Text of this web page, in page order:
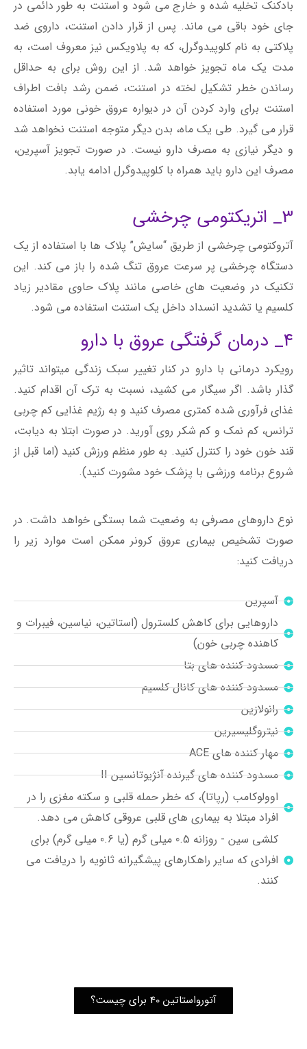
بادکنک تخلیه شده و خارج می شود و استنت به طور دائمی در
جای خود باقی می ماند. پس از قرار دادن استنت، داروی ضد
پلاکتی به نام کلوپیدوگرل، که به پلاویکس نیز معروف است، به
مدت یک ماه تجویز خواهد شد. از این روش برای به حداقل
رساندن خطر تشکیل لخته در استنت، ضمن رشد بافت اطراف
استنت برای وارد کردن آن در دیواره عروق خونی مورد استفاده
قرار می گیرد. طی یک ماه، بدن دیگر متوجه استنت نخواهد شد
و دیگر نیازی به مصرف دارو نیست. در صورت تجویز آسپرین،
مصرف این دارو باید همراه با کلوپیدوگرل ادامه یابد.
3_ اتریکتومی چرخشی
آتروکتومی چرخشی از طریق “سایش” پلاک ها با استفاده از یک
دستگاه چرخشی پر سرعت عروق تنگ شده را باز می کند. این
تکنیک در وضعیت های خاصی مانند پلاک حاوی مقادیر زیاد
کلسیم یا تشدید انسداد داخل یک استنت استفاده می شود.
4_ درمان گرفتگی عروق با دارو
رویکرد درمانی با دارو در کنار تغییر سبک زندگی میتواند تاثیر
گذار باشد. اگر سیگار می کشید، نسبت به ترک آن اقدام کنید.
غذای فرآوری شده کمتری مصرف کنید و به رژیم غذایی کم چربی
ترانس، کم نمک و کم شکر روی آورید. در صورت ابتلا به دیابت،
قند خون خود را کنترل کنید. به طور منظم ورزش کنید (اما قبل از
شروع برنامه ورزشی با پزشک خود مشورت کنید).
نوع داروهای مصرفی به وضعیت شما بستگی خواهد داشت. در
صورت تشخیص بیماری عروق کرونر ممکن است موارد زیر را
دریافت کنید:
آسپرین
داروهایی برای کاهش کلسترول (استاتین، نیاسین، فیبرات و
کاهنده چربی خون)
مسدود کننده های بتا
مسدود کننده های کانال کلسیم
رانولازین
نیتروگلیسیرین
مهار کننده های ACE
مسدود کننده های گیرنده آنژیوتانسین II
اوولوکامب (رپاتا)، که خطر حمله قلبی و سکته مغزی را در
افراد مبتلا به بیماری های قلبی عروقی کاهش می دهد.
کلشی سین - روزانه 0.5 میلی گرم (یا 0.6 میلی گرم) برای
افرادی که سایر راهکارهای پیشگیرانه ثانویه را دریافت می
کنند.
آتورواستاتین 40 برای چیست؟